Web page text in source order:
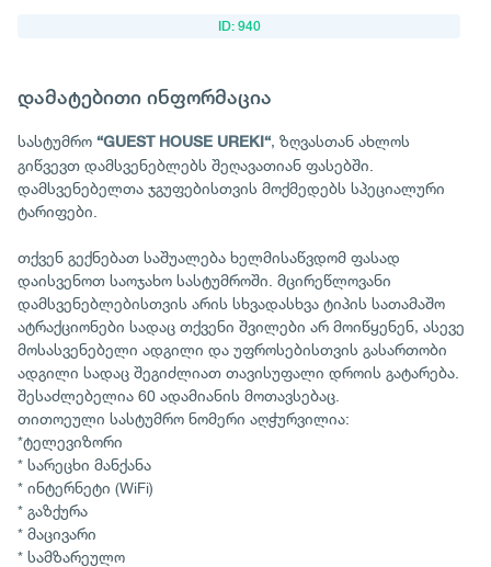
ID: 940
დამატებითი ინფორმაცია
სასტუმრო “GUEST HOUSE UREKI“, ზღვასთან ახლოს
გიწვევთ დამსვენებლებს შეღავათიან ფასებში.
დამსვენებელთა ჯგუფებისთვის მოქმედებს სპეციალური
ტარიფები.
თქვენ გექნებათ საშუალება ხელმისაწვდომ ფასად
დაისვენოთ საოჯახო სასტუმროში. მცირეწლოვანი
დამსვენებლებისთვის არის სხვადასხვა ტიპის სათამაშო
ატრაქციონები სადაც თქვენი შვილები არ მოიწყენენ, ასევე
მოსასვენებელი ადგილი და უფროსებისთვის გასართობი
ადგილი სადაც შეგიძლიათ თავისუფალი დროის გატარება.
შესაძლებელია 60 ადამიანის მოთავსებაც.
თითოეული სასტუმრო ნომერი აღჭურვილია:
*ტელევიზორი
* სარეცხი მანქანა
* ინტერნეტი (WiFi)
* გაზქურა
* მაცივარი
* სამზარეულო